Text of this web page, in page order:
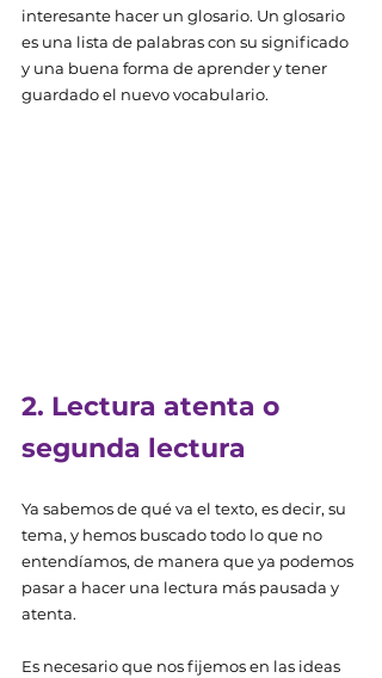
interesante hacer un glosario. Un glosario
es una lista de palabras con su significado
y una buena forma de aprender y tener
guardado el nuevo vocabulario.
2. Lectura atenta o
segunda lectura
Ya sabemos de qué va el texto, es decir, su
tema, y hemos buscado todo lo que no
entendíamos, de manera que ya podemos
pasar a hacer una lectura más pausada y
atenta.
Es necesario que nos fijemos en las ideas